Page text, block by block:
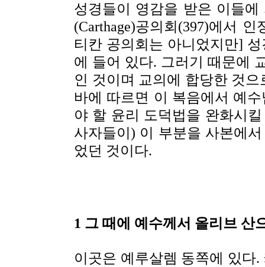
성경들이 영감을 받은 이들
(Carthage)공의회(397)에서
티칸 공의회는 아니었지만]
에 들어 있다. 그러기 때문에
인 것이며 교의에 합당한 것
바에 따르면 이 복음에서 예
야 할 윤리 도덕법을 완화시
사자들이) 이 부분을 사본에
었던 것이다.
1 그 때에 예수께서 올리브 산
이곳은 예루살렘 동쪽에 있다